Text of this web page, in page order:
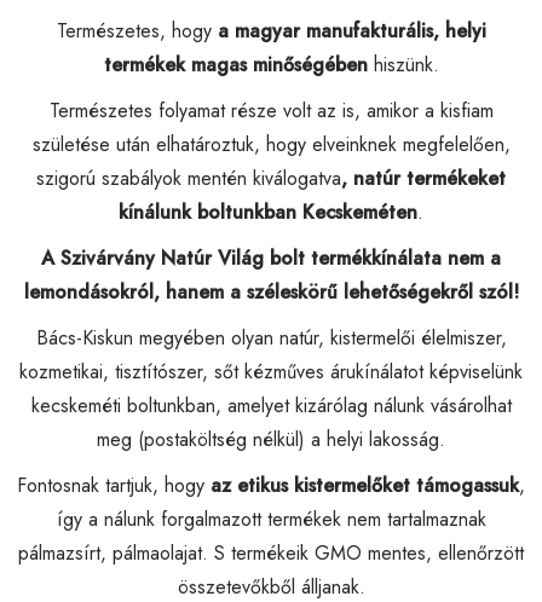
Természetes, hogy a magyar manufakturális, helyi
termékek magas minőségében hiszünk.
Természetes folyamat része volt az is, amikor a kisfiam
születése után elhatároztuk, hogy elveinknek megfelelően,
szigorú szabályok mentén kiválogatva, natúr termékeket
kínálunk boltunkban Kecskeméten.
A Szivárvány Natúr Világ bolt termékkínálata nem a
lemondásokról, hanem a széleskörű lehetőségekről szól!
Bács-Kiskun megyében olyan natúr, kistermelői élelmiszer,
kozmetikai, tisztítószer, sőt kézműves árukínálatot képviselünk
kecskeméti boltunkban, amelyet kizárólag nálunk vásárolhat
meg (postaköltség nélkül) a helyi lakosság.
Fontosnak tartjuk, hogy az etikus kistermelőket támogassuk,
így a nálunk forgalmazott termékek nem tartalmaznak
pálmazsírt, pálmaolajat. S termékeik GMO mentes, ellenőrzött
összetevőkből álljanak.